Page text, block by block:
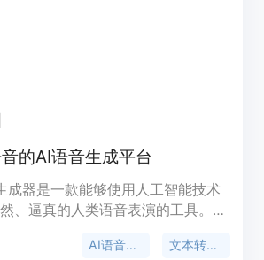
的AI语音生成平台
成器是一款能够使用人工智能技术
、逼真的人类语音表演的工具。无
语音。
AI语音生成 文本转语音